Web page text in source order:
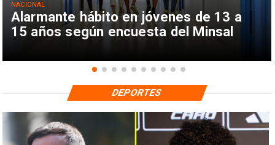
Alarmante hábito en jóvenes de 13 a
15 años según encuesta del Minsal
NACIONAL
DEPORTES